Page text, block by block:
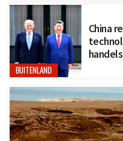
BUITENLAND
China